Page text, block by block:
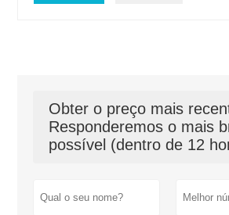
Obter o preço mais
Responderemos o mais
possível (dentro de 12